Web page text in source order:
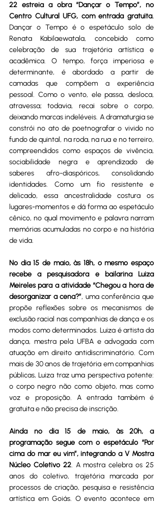
22 estreia a obra “Dançar o Tempo”, no
Dançar o Tempo é o espetáculo solo de
Renata Kabilaewatala, concebido como
celebração de sua trajetória artística e
acadêmica. O tempo, força imperiosa e
determinante, é abordado a partir de
camadas que compõem a experiência
pessoal. Como o vento, ele passa, desloca,
atravessa; todavia, recai sobre o corpo,
deixando marcas indeléveis. A dramaturgia se
constrói no ato de poetnografar o vivido no
fundo de quintal, na roda, na rua e no terreiro,
compreendidos como espaços de vivência,
sociabilidade negra e aprendizado de
saberes afro-diaspóricos, consolidando
identidades. Como um fio resistente e
delicado, essa ancestralidade costura os
lugares-momentos e dá forma ao espetáculo
cênico, no qual movimento e palavra narram
memórias acumuladas no corpo e na história
de vida.
No dia 15 de maio, às 18h, o mesmo espaço
recebe a pesquisadora e bailarina Luiza
Meireles para a atividade “Chegou a hora de
desorganizar a cena?”, uma conferência que
propõe reflexões sobre os mecanismos de
exclusão racial nas companhias de dança e os
modos como determinados. Luiza é artista da
dança, mestra pela UFBA e advogada com
atuação em direito antidiscriminatório. Com
mais de 30 anos de trajetória em companhias
públicas, Luiza traz uma perspectiva potente:
o corpo negro não como objeto, mas como
voz e proposição. A entrada também é
gratuita e não precisa de inscrição.
Ainda no dia 15 de maio, às 20h, a
programação segue com o espetáculo “Por
cima do mar eu vim”, integrando a V Mostra
Núcleo Coletivo 22. A mostra celebra os 25
anos do coletivo, trajetória marcada por
processos de criação, pesquisa e resistência
artística em Goiás. O evento acontece em